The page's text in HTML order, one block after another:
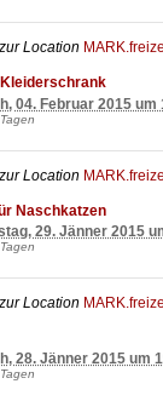
Location
04. Februar 2015 um
Location
Naschkatzen
29. Jänner 2015
Location
28. Jänner 2015 um